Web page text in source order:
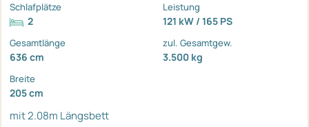
Schlafplätze
2
Leistung
121 kW / 165 PS
Gesamtlänge
636 cm
zul. Gesamtgew.
3.500 kg
Breite
205 cm
mit 2.08m Längsbett